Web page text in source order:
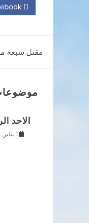
تصفّح
مقتل سبعة
الاحد
1 يناير, 2013